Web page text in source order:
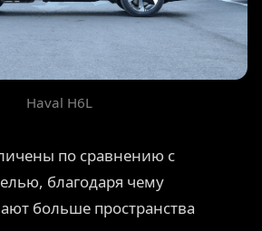
Haval H6L
по сравнению с
благодаря чему
больше пространства